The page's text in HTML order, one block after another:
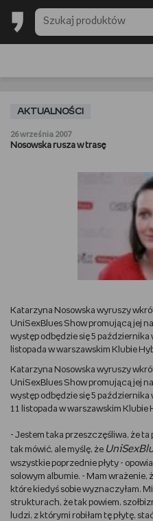
BACK TO SCHOOL
SŁUCHAM
DBAM O URODĘ
TRENUJĘ
URZĄDZAM I DEKORUJĘ
MAM ZWIERZĘTA
PASJE DZIECKA
GRAM
AKTUALNOŚCI
26 września 2007
Nosowska rusza w trasę
Katarzyna Nosowska wyruszy
UniSexBlues Show promującą jej
występ odbędzie się 5 października
listopada w warszawskim Klubie
Katarzyna Nosowska wyruszy
UniSexBlues Show promującą jej
występ odbędzie się 5
11 listopada w warszawskim Klubie
- Jestem taka przeszczęśliwa, że ta
tak mówić, ale myślę, że
wszystkie poprzednie płyty -
solowym albumie. - Mam
które kiedyś sobie wyznaczyłam.
strukturach, że tak powiem,
ludzi, z którymi robiłam tę płytę,